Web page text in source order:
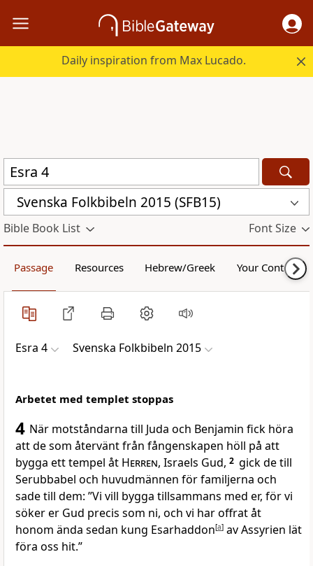
Daily inspiration from Max Lucado.
Svenska Folkbibeln 2015 (SFB15)
Bible Book List Font Size
Passage Resources Hebrew/Greek Your Content
Esra 4 Svenska Folkbibeln 2015
Arbetet med templet stoppas
4 När motståndarna till Juda och Benjamin fick höra
att de som återvänt från fångenskapen höll på att
bygga ett tempel åt Herren, Israels Gud, 2 gick de till
Serubbabel och huvudmännen för familjerna och
sade till dem: ”Vi vill bygga tillsammans med er, för vi
söker er Gud precis som ni, och vi har offrat åt
honom ända sedan kung Esarhaddon[a] av Assyrien lät
föra oss hit.”